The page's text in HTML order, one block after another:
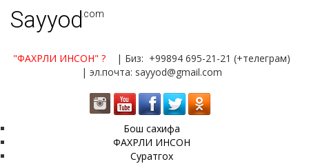
Sayyod.com
"ФАХРЛИ ИНСОН" ?
| Биз: +99894 695-21-21 (+телеграм)
| эл.почта: sayyod@gmail.com
Бош сахифа
ФАХРЛИ ИНСОН
Суратгох